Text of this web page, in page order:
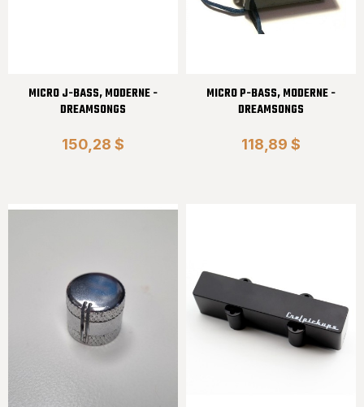
MICRO J-BASS, MODERNE -
DREAMSONGS
150,28 $
MICRO P-BASS, MODERNE -
DREAMSONGS
118,89 $